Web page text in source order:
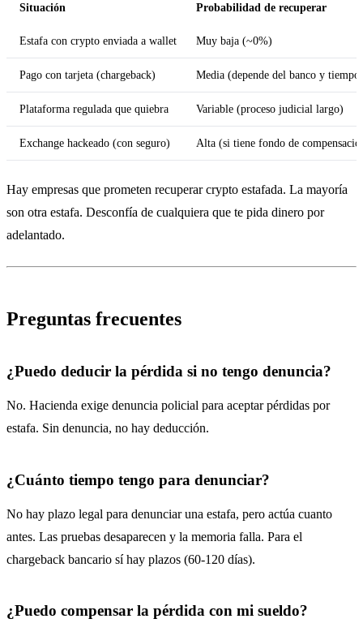
Situación Probabilidad de recuperar
Estafa con crypto enviada a wallet Muy baja (~0%)
Pago con tarjeta (chargeback) Media (depende del banco y tiempo)
Plataforma regulada que quiebra Variable (proceso judicial largo)
Exchange hackeado (con seguro) Alta (si tiene fondo de
Hay empresas que prometen recuperar crypto estafada. La mayoría
son otra estafa. Desconfía de cualquiera que te pida dinero por
adelantado.
Preguntas frecuentes
¿Puedo deducir la pérdida si no tengo denuncia?
No. Hacienda exige denuncia policial para aceptar pérdidas por
estafa. Sin denuncia, no hay deducción.
¿Cuánto tiempo tengo para denunciar?
No hay plazo legal para denunciar una estafa, pero actúa cuanto
antes. Las pruebas desaparecen y la memoria falla. Para el
chargeback bancario sí hay plazos (60-120 días).
¿Puedo compensar la pérdida con mi sueldo?